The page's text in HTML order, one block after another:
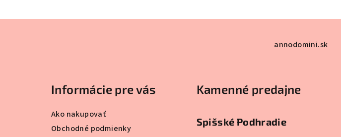
annodomini.sk
Informácie pre vás
Ako nakupovať
Obchodné podmienky
Kamenné predajne
Spišské Podhradie